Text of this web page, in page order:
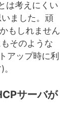
は考えにくい
ました。頑
もしれません
そのような
アップ時に利
サーバが